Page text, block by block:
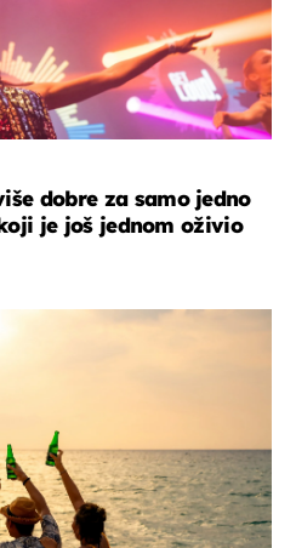
dobre za samo jedno
je još jednom oživio